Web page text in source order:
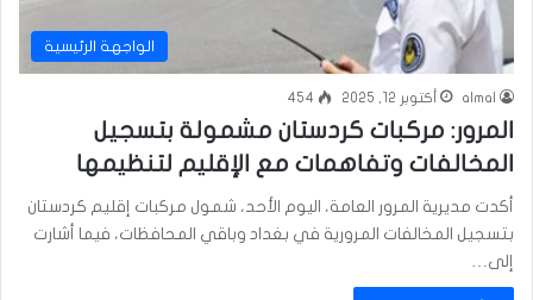
الواجهة الرئيسية
almal أكتوبر 12, 2025 454
المرور: مركبات كردستان مشمولة بتسجيل
المخالفات وتفاهمات مع الإقليم لتنظيمها
أكدت مديرية المرور العامة، اليوم الأحد، شمول مركبات إقليم كردستان
بتسجيل المخالفات المرورية في بغداد وباقي المحافظات، فيما أشارت
إلى…